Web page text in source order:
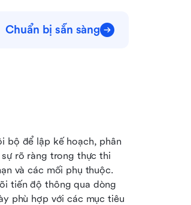
Chuẩn bị sẵn sàng
bộ để lập kế hoạch, phân
rõ ràng trong thực thi
và các mối phụ thuộc.
tiến độ thông qua dòng
phù hợp với các mục tiêu